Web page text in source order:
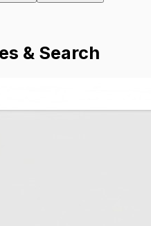
& Search